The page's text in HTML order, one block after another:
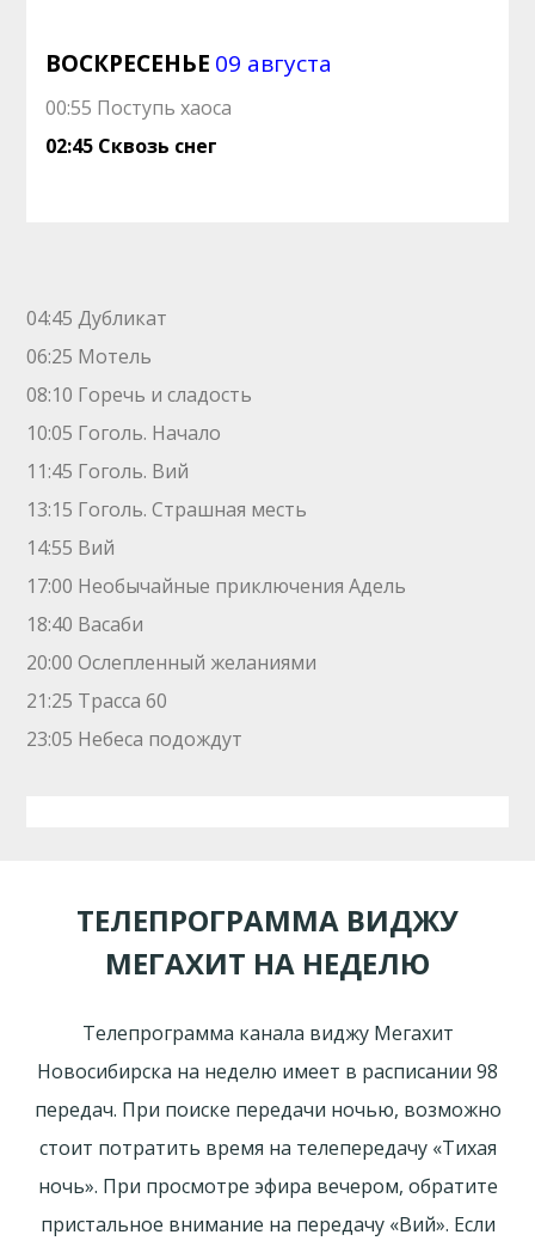
ВОСКРЕСЕНЬЕ 09 августа
00:55 Поступь хаоса
02:45 Сквозь снег
04:45 Дубликат
06:25 Мотель
08:10 Горечь и сладость
10:05 Гоголь. Начало
11:45 Гоголь. Вий
13:15 Гоголь. Страшная месть
14:55 Вий
17:00 Необычайные приключения Адель
18:40 Васаби
20:00 Ослепленный желаниями
21:25 Трасса 60
23:05 Небеса подождут
ТЕЛЕПРОГРАММА ВИДЖУ
МЕГАХИТ НА НЕДЕЛЮ
Телепрограмма канала виджу Мегахит
Новосибирска на неделю имеет в расписании 98
передач. При поиске передачи ночью, возможно
стоит потратить время на телепередачу «Тихая
ночь». При просмотре эфира вечером, обратите
пристальное внимание на передачу «Вий». Если